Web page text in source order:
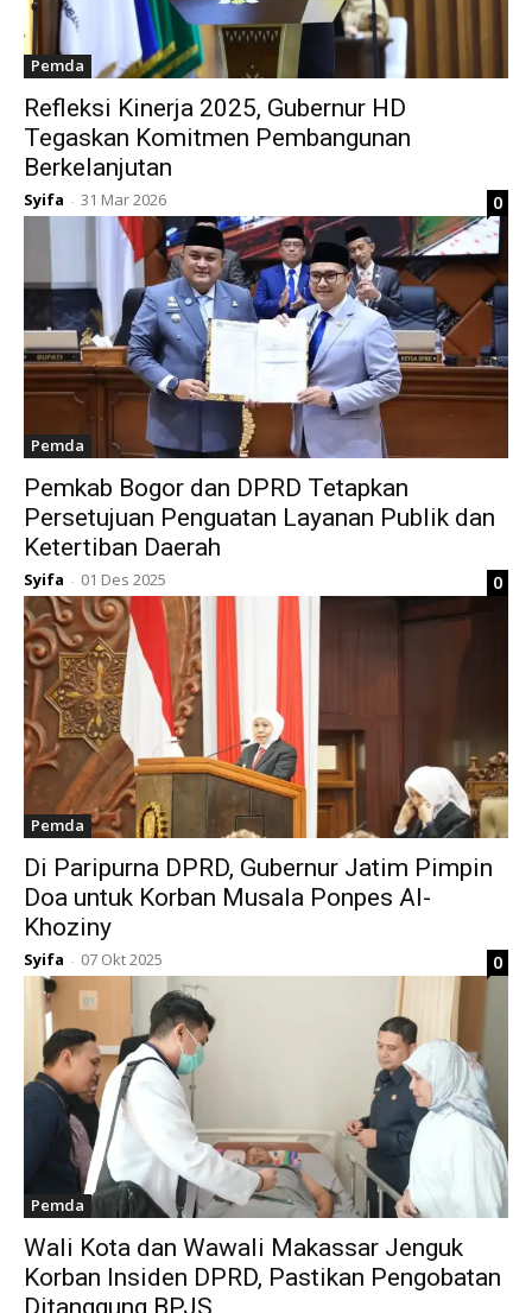
Pemda
Refleksi Kinerja 2025, Gubernur HD
Tegaskan Komitmen Pembangunan
Berkelanjutan
Syifa - 31 Mar 2026 0
Pemda
Pemkab Bogor dan DPRD Tetapkan
Persetujuan Penguatan Layanan Publik dan
Ketertiban Daerah
Syifa - 01 Des 2025 0
Pemda
Di Paripurna DPRD, Gubernur Jatim Pimpin
Doa untuk Korban Musala Ponpes Al-
Khoziny
Syifa - 07 Okt 2025 0
Pemda
Wali Kota dan Wawali Makassar Jenguk
Korban Insiden DPRD, Pastikan Pengobatan
Ditanggung BPJS